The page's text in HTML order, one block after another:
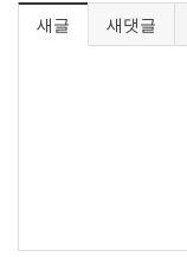
새글 새댓글